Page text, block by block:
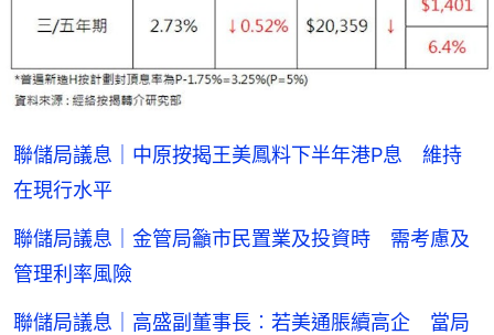
聯儲局議息｜中原按揭王美鳳料下半年港P息 維持
在現行水平
聯儲局議息｜金管局籲市民置業及投資時 需考慮及
管理利率風險
聯儲局議息｜高盛副董事長︰若美通脹續高企 當局